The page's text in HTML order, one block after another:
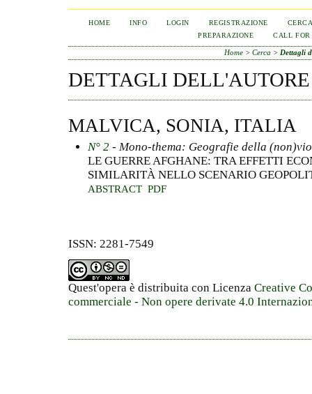
HOME INFO LOGIN REGISTRAZIONE
PREPARAZIONE
CALL FOR
Home> Cerca > Dettagli
DETTAGLI DELL'AUTORE
MALVICA, SONIA, ITALIA
N° 2 - Mono-thema: Geografie della
LE GUERRE AFGHANE: TRA EFFETTI
SIMILARITÀ NELLO SCENARIO
ABSTRACT PDF
ISSN: 2281-7549
Quest'opera è distribuita con Licenza Creative
commerciale - Non opere derivate 4.0